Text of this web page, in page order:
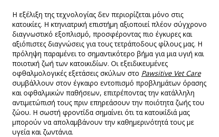
Η εξέλιξη της τεχνολογίας δεν περιορίζεται μόνο στις
κατοικίες. Η κτηνιατρική επιστήμη αξιοποιεί πλέον σύγχρονο
διαγνωστικό εξοπλισμό, προσφέροντας πιο έγκυρες και
αξιόπιστες διαγνώσεις για τους τετράποδους φίλους μας. Η
πρόληψη παραμένει το σημαντικότερο βήμα για μια υγιή και
ποιοτική ζωή των κατοικιδίων. Οι εξειδικευμένες
οφθαλμολογικές εξετάσεις σκύλων στο Pawsitive Vet Care
συμβάλλουν στον έγκαιρο εντοπισμό προβλημάτων όρασης
και οφθαλμικών παθήσεων, επιτρέποντας την κατάλληλη
αντιμετώπισή τους πριν επηρεάσουν την ποιότητα ζωής του
ζώου. Η σωστή φροντίδα σημαίνει ότι τα κατοικίδιά μας
μπορούν να απολαμβάνουν την καθημερινότητά τους με
υγεία και ζωντάνια.